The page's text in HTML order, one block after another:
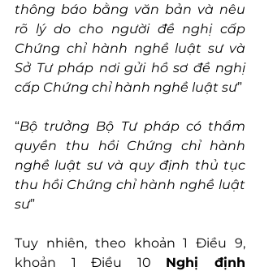
thông báo bằng văn bản và nêu
rõ lý do cho người đề nghị cấp
Chứng chỉ hành nghề luật sư và
Sở Tư pháp nơi gửi hồ sơ đề nghị
cấp Chứng chỉ hành nghề luật sư”
“Bộ trưởng Bộ Tư pháp có thẩm
quyền thu hồi Chứng chỉ hành
nghề luật sư và quy định thủ tục
thu hồi Chứng chỉ hành nghề luật
sư”
Tuy nhiên, theo khoản 1 Điều 9,
khoản 1 Điều 10 Nghị định